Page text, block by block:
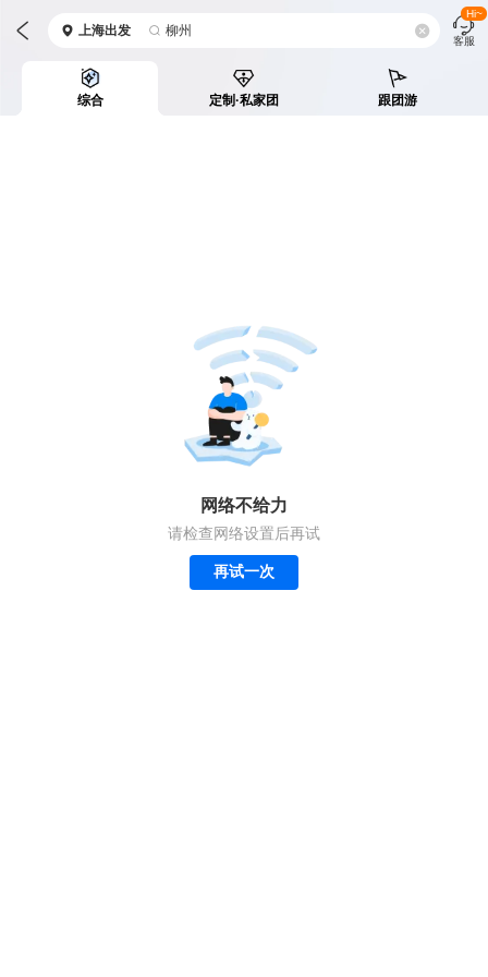
上海出发 柳州
客服
Hi~
综合 定制·私家团 跟团游
网络不给力
请检查网络设置后再试
再试一次